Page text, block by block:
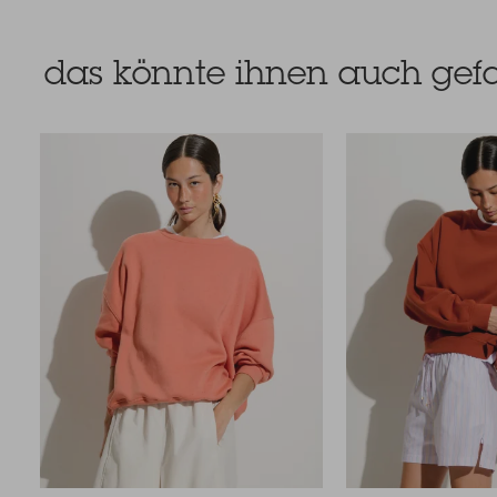
das könnte ihnen auch